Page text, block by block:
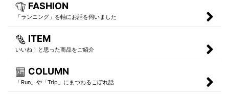
FASHION
「ランニング」を軸にお話を伺いました
ITEM
いいね！と思った商品をご紹介
COLUMN
「Run」や「Trip」にまつわるこぼれ話